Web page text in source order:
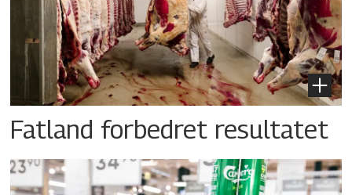
Fatland forbedret resultatet